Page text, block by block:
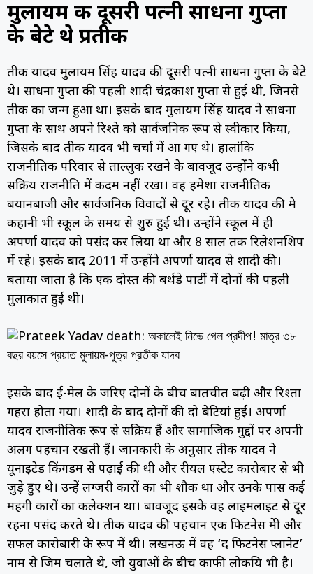
मुलायम की दूसरी पत्नी साधना गुप्ता
के बेटे थे प्रतीक
प्रतीक यादव मुलायम सिंह यादव की दूसरी पत्नी साधना गुप्ता के बेटे
थे। साधना गुप्ता की पहली शादी चंद्रप्रकाश गुप्ता से हुई थी, जिनसे
प्रतीक का जन्म हुआ था। इसके बाद मुलायम सिंह यादव ने साधना
गुप्ता के साथ अपने रिश्ते को सार्वजनिक रूप से स्वीकार किया,
जिसके बाद प्रतीक यादव भी चर्चा में आ गए थे। हालांकि
राजनीतिक परिवार से ताल्लुक रखने के बावजूद उन्होंने कभी
सक्रिय राजनीति में कदम नहीं रखा। वह हमेशा राजनीतिक
बयानबाजी और सार्वजनिक विवादों से दूर रहे। प्रतीक यादव की प्रेम
कहानी भी स्कूल के समय से शुरु हुई थी। उन्होंने स्कूल में ही
अपर्णा यादव को पसंद कर लिया था और 8 साल तक रिलेशनशिप
में रहे। इसके बाद 2011 में उन्होंने अपर्णा यादव से शादी की।
बताया जाता है कि एक दोस्त की बर्थडे पार्टी में दोनों की पहली
मुलाकात हुई थी।
इसके बाद ई-मेल के जरिए दोनों के बीच बातचीत बढ़ी और रिश्ता
गहरा होता गया। शादी के बाद दोनों की दो बेटियां हुईं। अपर्णा
यादव राजनीतिक रूप से सक्रिय हैं और सामाजिक मुद्दों पर अपनी
अलग पहचान रखती हैं। जानकारी के अनुसार प्रतीक यादव ने
यूनाइटेड किंगडम से पढ़ाई की थी और रीयल एस्टेट कारोबार से भी
जुड़े हुए थे। उन्हें लग्जरी कारों का भी शौक था और उनके पास कई
महंगी कारों का कलेक्शन था। बावजूद इसके वह लाइमलाइट से दूर
रहना पसंद करते थे। प्रतीक यादव की पहचान एक फिटनेस प्रेमी और
सफल कारोबारी के रूप में थी। लखनऊ में वह ‘द फिटनेस प्लानेट’
नाम से जिम चलाते थे, जो युवाओं के बीच काफी लोकप्रिय भी है।